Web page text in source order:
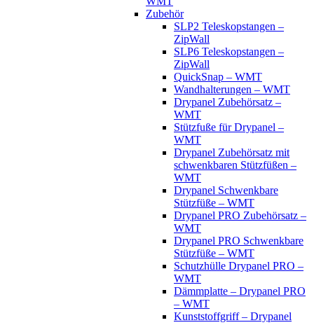
Zubehör
SLP2 Teleskopstangen –
ZipWall
SLP6 Teleskopstangen –
ZipWall
QuickSnap – WMT
Wandhalterungen – WMT
Drypanel Zubehörsatz –
WMT
Stützfuße für Drypanel –
WMT
Drypanel Zubehörsatz mit
schwenkbaren Stützfüßen –
WMT
Drypanel Schwenkbare
Stützfüße – WMT
Drypanel PRO Zubehörsatz –
WMT
Drypanel PRO Schwenkbare
Stützfüße – WMT
Schutzhülle Drypanel PRO –
WMT
Dämmplatte – Drypanel PRO
– WMT
Kunststoffgriff – Drypanel